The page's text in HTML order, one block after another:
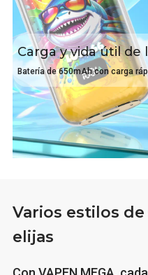
Carga y vida útil de
Batería de 650mAh con carga
Varios estilos
elijas